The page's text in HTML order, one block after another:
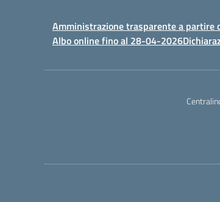
Amministrazione trasparente a partire
Albo online fino al 28-04-2026